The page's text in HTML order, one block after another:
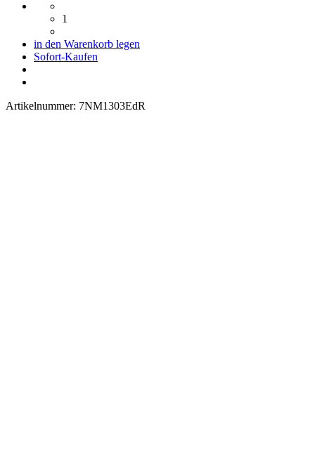
1
in den Warenkorb legen
Sofort-Kaufen
Artikelnummer: 7NM1303EdR